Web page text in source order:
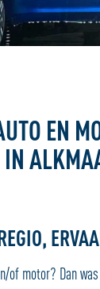
EN
of motor? Dan